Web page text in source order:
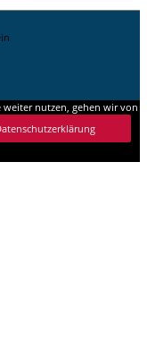
weiter nutzen, gehen wir von